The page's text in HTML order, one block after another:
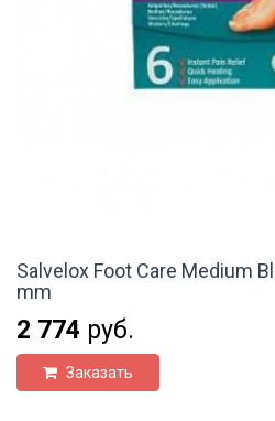
Salvelox Foot Care Medium
mm
2 774 руб.
Заказать